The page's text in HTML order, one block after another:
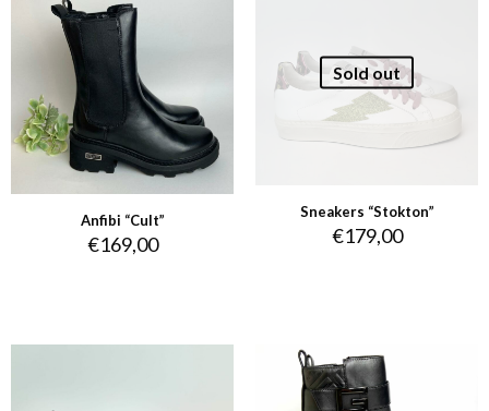
Anfibi “Cult”
€169,00
Sold out
Sneakers “Stokton”
€179,00